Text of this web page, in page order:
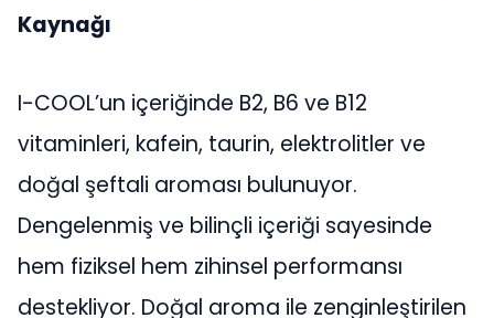
Kaynağı
I-COOL’un içeriğinde B2, B6 ve B12
vitaminleri, kafein, taurin, elektrolitler ve
doğal şeftali aroması bulunuyor.
Dengelenmiş ve bilinçli içeriği sayesinde
hem fiziksel hem zihinsel performansı
destekliyor. Doğal aroma ile zenginleştirilen